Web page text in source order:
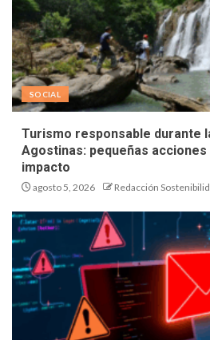
SOCIAL
Turismo responsable durante
Agostinas: pequeñas
impacto
agosto 5, 2026 Redacción